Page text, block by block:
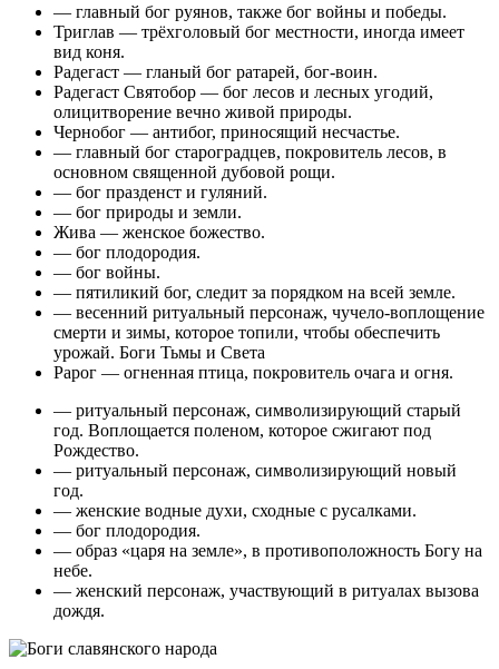
— главный бог руянов, также бог войны и победы.
Триглав — трёхголовый бог местности, иногда имеет
вид коня.
Радегаст — гланый бог ратарей, бог-воин.
Радегаст Святобор — бог лесов и лесных угодий,
олицитворение вечно живой природы.
Чернобог — антибог, приносящий несчастье.
— главный бог староградцев, покровитель лесов, в
основном священной дубовой рощи.
— бог празденст и гуляний.
— бог природы и земли.
Жива — женское божество.
— бог плодородия.
— бог войны.
— пятиликий бог, следит за порядком на всей земле.
— весенний ритуальный персонаж, чучело-воплощение
смерти и зимы, которое топили, чтобы обеспечить
урожай. Боги Тьмы и Света
Рарог — огненная птица, покровитель очага и огня.
— ритуальный персонаж, символизирующий старый
год. Воплощается поленом, которое сжигают под
Рождество.
— ритуальный персонаж, символизирующий новый
год.
— женские водные духи, сходные с русалками.
— бог плодородия.
— образ «царя на земле», в противоположность Богу на
небе.
— женский персонаж, участвующий в ритуалах вызова
дождя.